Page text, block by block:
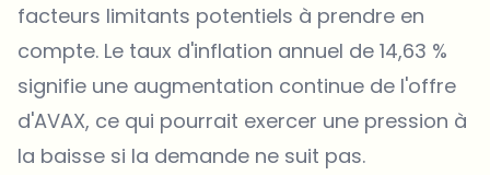
facteurs limitants potentiels à prendre en
compte. Le taux d'inflation annuel de 14,63 %
signifie une augmentation continue de l'offre
d'AVAX, ce qui pourrait exercer une pression à
la baisse si la demande ne suit pas.